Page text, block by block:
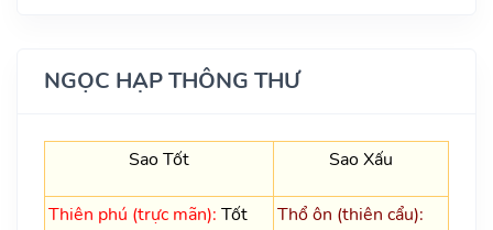
NGỌC HẠP THÔNG THƯ
Sao Tốt Sao Xấu
Thiên phú (trực mãn): Tốt
Thổ ôn (thiên cẩu):